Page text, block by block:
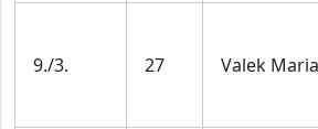
9./3. 27 Valek